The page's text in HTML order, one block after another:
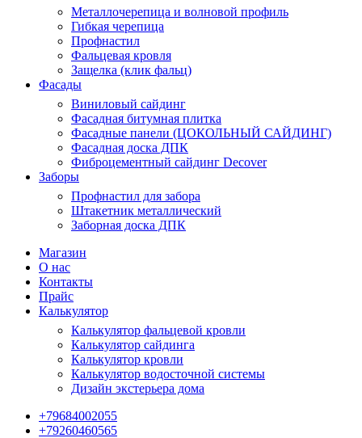
Металлочерепица и волновой профиль
Гибкая черепица
Профнастил
Фальцевая кровля
Защелка (клик фальц)
Фасады
Виниловый сайдинг
Фасадная битумная плитка
Фасадные панели (ЦОКОЛЬНЫЙ САЙДИНГ)
Фасадная доска ДПК
Фиброцементный сайдинг Decover
Заборы
Профнастил для забора
Штакетник металлический
Заборная доска ДПК
Магазин
О нас
Контакты
Прайс
Калькулятор
Калькулятор фальцевой кровли
Калькулятор сайдинга
Калькулятор кровли
Калькулятор водосточной системы
Дизайн экстерьера дома
+79684002055
+79260460565